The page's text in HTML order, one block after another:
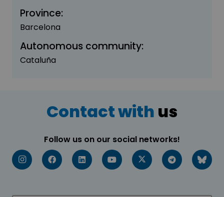
Province:
Barcelona
Autonomous community:
Cataluña
Contact with us
Follow us on our social networks!